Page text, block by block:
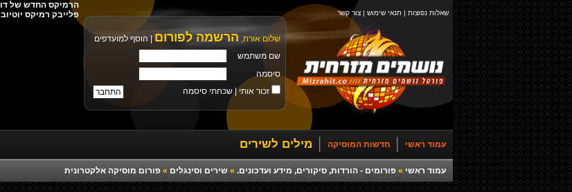
שאלות נפוצות | תנאי שימוש | צור קשר
שלום אורח, הרשמה לפורום
הוסף למועדפים
שם משתמש
סיסמה
זכור אותי |שכחתי סיסמה
פלייבק רמיקס יוטיוב
עמוד ראשי חדשות המוסיקה מילים לשירים
עמוד ראשי » פורומים - הורדות, סיקורים, מידע ועדכונים. » שירים וסינגלים » פורום מוסיקה אלקטרונית